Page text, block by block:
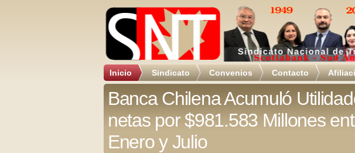
Inicio Sindicato Convenios Contacto
Banca Chilena Acumuló
netas por $981.583 Millones
Enero y Julio